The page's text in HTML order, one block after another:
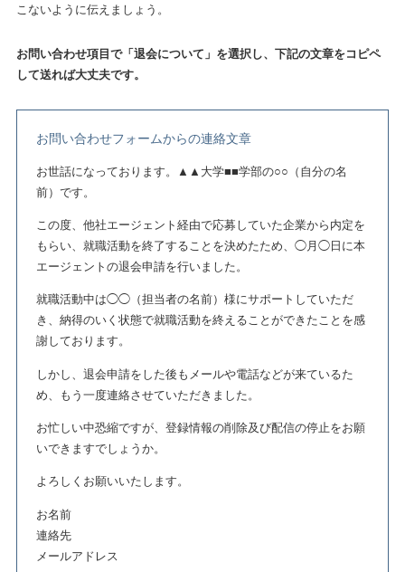
こないように伝えましょう。
お問い合わせ項目で「退会について」を選択し、下記の文章をコピペ
して送れば大丈夫です。
お問い合わせフォームからの連絡文章
お世話になっております。▲▲大学■■学部の○○（自分の名
前）です。
この度、他社エージェント経由で応募していた企業から内定を
もらい、就職活動を終了することを決めたため、◯月◯日に本
エージェントの退会申請を行いました。
就職活動中は◯◯（担当者の名前）様にサポートしていただ
き、納得のいく状態で就職活動を終えることができたことを感
謝しております。
しかし、退会申請をした後もメールや電話などが来ているた
め、もう一度連絡させていただきました。
お忙しい中恐縮ですが、登録情報の削除及び配信の停止をお願
いできますでしょうか。
よろしくお願いいたします。
お名前
連絡先
メールアドレス